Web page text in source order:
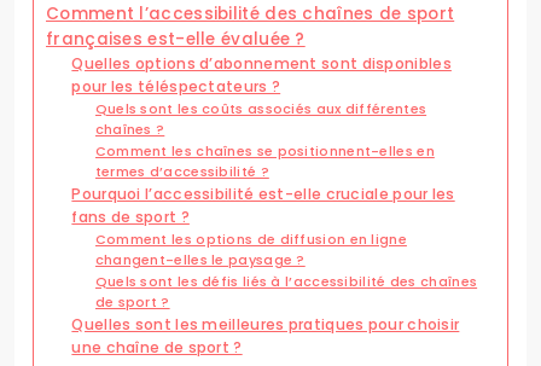
Comment l’accessibilité des chaînes de sport
françaises est-elle évaluée ?
Quelles options d’abonnement sont disponibles
pour les téléspectateurs ?
Quels sont les coûts associés aux différentes
chaînes ?
Comment les chaînes se positionnent-elles en
termes d’accessibilité ?
Pourquoi l’accessibilité est-elle cruciale pour les
fans de sport ?
Comment les options de diffusion en ligne
changent-elles le paysage ?
Quels sont les défis liés à l’accessibilité des chaînes
de sport ?
Quelles sont les meilleures pratiques pour choisir
une chaîne de sport ?